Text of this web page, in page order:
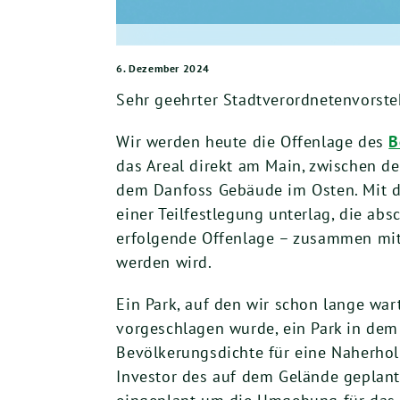
6. Dezember 2024
Sehr geehrter
Wir werden heute die Offenlage des
das Areal direkt am Main, zwischen
dem Danfoss Gebäude im Osten. Mit
einer Teilfestlegung unterlag, die
erfolgende Offenlage – zusammen
werden wird.
Ein Park, auf den wir schon lange
vorgeschlagen wurde, ein Park in
Bevölkerungsdichte für eine
Investor des auf dem Gelände